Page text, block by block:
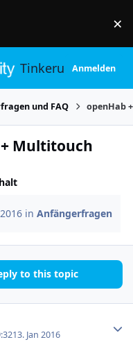
×
TinkerunityAnmelden
und FAQ openHab
Multitouch
inAnfängerfragen
to this topic
13. Jan 2016